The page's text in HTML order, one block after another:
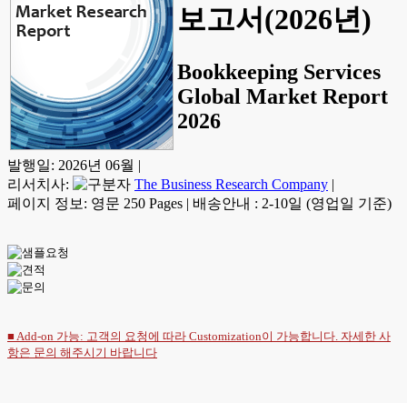
보고서(2026년)
Bookkeeping Services
Global Market Report
2026
발행일: 2026년 06월 |
리서치사:
The Business Research Company |
페이지 정보: 영문 250 Pages | 배송안내 : 2-10일 (영업일 기준)
■ Add-on 가능: 고객의 요청에 따라 Customization이 가능합니다. 자세한 사
항은 문의 해주시기 바랍니다